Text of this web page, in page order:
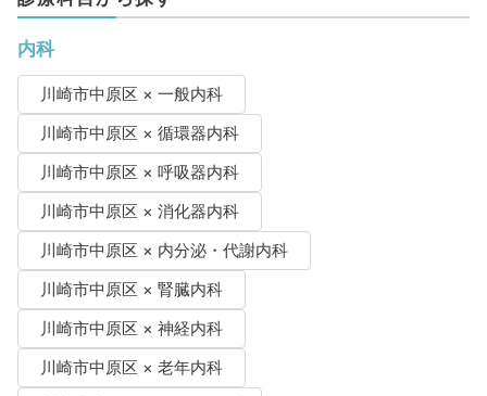
内科
川崎市中原区 × 一般内科
川崎市中原区 × 循環器内科
川崎市中原区 × 呼吸器内科
川崎市中原区 × 消化器内科
川崎市中原区 × 内分泌・代謝内科
川崎市中原区 × 腎臓内科
川崎市中原区 × 神経内科
川崎市中原区 × 老年内科